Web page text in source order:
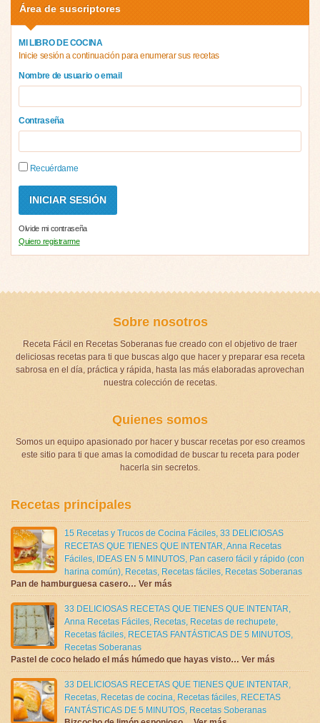
Área de suscriptores
MI LIBRO DE COCINA
Inicie sesión a continuación para enumerar sus recetas
Nombre de usuario o email
Contraseña
Recuérdame
Olvide mi contraseña
Quiero registrarme
Sobre nosotros
Receta Fácil en Recetas Soberanas fue creado con el objetivo de traer
deliciosas recetas para ti que buscas algo que hacer y preparar esa receta
sabrosa en el día, práctica y rápida, hasta las más elaboradas aprovechan
nuestra colección de recetas.
Quienes somos
Somos un equipo apasionado por hacer y buscar recetas por eso creamos
este sitio para ti que amas la comodidad de buscar tu receta para poder
hacerla sin secretos.
Recetas principales
15 Recetas y Trucos de Cocina Fáciles, 33 DELICIOSAS
RECETAS QUE TIENES QUE INTENTAR,Anna Recetas
Fáciles, IDEAS EN 5 MINUTOS, Pan casero fácil y rápido (con
harina común), Recetas, Recetas fáciles, Recetas Soberanas
Pan de hamburguesa casero… Ver más
33 DELICIOSAS RECETAS QUE TIENES QUE INTENTAR,
Anna Recetas Fáciles, Recetas, Recetas de rechupete,
Recetas fáciles, RECETAS FANTÁSTICAS DE 5 MINUTOS,
Recetas Soberanas
Pastel de coco helado el más húmedo que hayas visto… Ver más
33 DELICIOSAS RECETAS QUE TIENES QUE INTENTAR,
Recetas, Recetas de cocina, Recetas fáciles, RECETAS
FANTÁSTICAS DE 5 MINUTOS, Recetas Soberanas